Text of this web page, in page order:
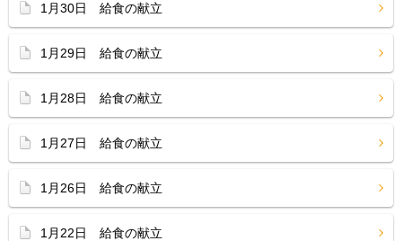
1月30日 給食の献立
1月29日 給食の献立
1月28日 給食の献立
1月27日 給食の献立
1月26日 給食の献立
1月22日 給食の献立